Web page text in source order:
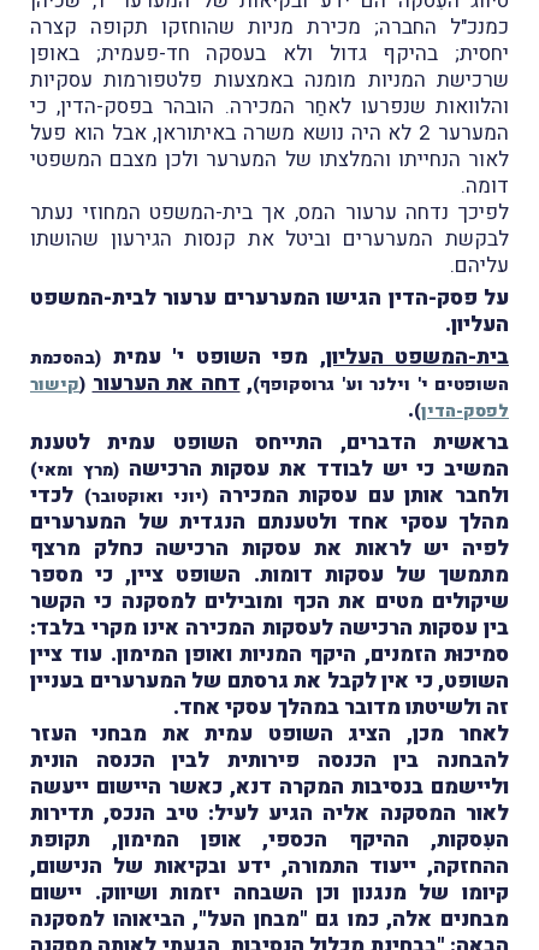
כמנכ"ל החברה; מכירת מניות שהוחזקו תקופה קצרה
יחסית; בהיקף גדול ולא בעסקה חד-פעמית; באופן
שרכישת המניות מומנה באמצעות פלטפורמות עסקיות
והלוואות שנפרעו לאחַר המכירה. הובהר בפסק-הדין, כי
המערער 2 לא היה נושא משרה באיתוראן, אבל הוא פעל
לאור הנחייתו והמלצתו של המערער ולכן מצבם המשפטי
דומה.
לפיכך נדחה ערעור המס, אך בית-המשפט המחוזי נעתר
לבקשת המערערים וביטל את קנסות הגירעון שהושתו
עליהם.
על פסק-הדין הגישו המערערים ערעור לבית-המשפט
העליון.
בית-המשפט העליון, מפי השופט י' עמית (בהסכמת
השופטים י' וילנר וע' גרוסקופף), דחה את הערעור (קישור
לפסק-הדין)
.
בראשית הדברים, התייחס השופט עמית לטענת
המשיב כי יש לבודד את עסקות הרכישה(מרץ ומאי)
ולחבר אותן עם עסקות המכירה (יוני ואוקטובר) לכדי
מהלך עסקי אחד ולטענתם הנגדית של המערערים
לפיה יש לראות את עסקות הרכישה כחלק מרצף
מתמשך של עסקות דומות. השופט ציין, כי מספר
שיקולים מטים את הכף ומובילים למסקנה כי הקשר
בין עסקות הרכישה לעסקות המכירה אינו מקרי בלבד:
סמיכוּת הזמנים, היקף המניות ואופן המימון. עוד ציין
השופט, כי אין לקבל את גרסתם של המערערים בעניין
זה ולשיטתו מדובר במהלך עסקי אחד.
לאחר מכן, הציג השופט עמית את מבחני העזר
להבחנה בין הכנסה פירותית לבין הכנסה הונית
וליישמם בנסיבות המקרה דנא, כאשר היישום ייעשה
לאור המסקנה אליה הגיע לעיל: טיב הנכס, תדירות
העִסקות, ההיקף הכספי, אופן המימון, תקופת
ההחזקה, ייעוד התמורה, ידע ובקיאות של הנישום,
קיומו של מנגנון וכן השבחה יזמות ושיווק. יישום
מבחנים אלה, כמו גם "מבחן העל", הביאוהו למסקנה